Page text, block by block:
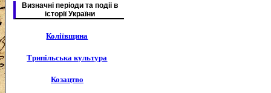
Визначні періоди та подіі в
історії України
Коліївщина
Трипільська культура
Козацтво